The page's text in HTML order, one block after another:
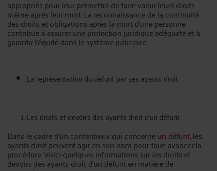
appropriés pour leur permettre de faire valoir leurs droits
même après leur mort. La reconnaissance de la continuité
des droits et obligations après la mort d'une personne
contribue à assurer une protection juridique adéquate et à
garantir l'équité dans le système judiciaire.
La représentation du défunt par ses ayants droit
Les droits et devoirs des ayants droit d'un défunt
Dans le cadre d'un contentieux qui concerneun défunt, les
ayants droit peuvent agir en son nom pour faire avancer la
procédure. Voici quelques informations sur les droits et
devoirs des ayants droit d'un défunt en matière de